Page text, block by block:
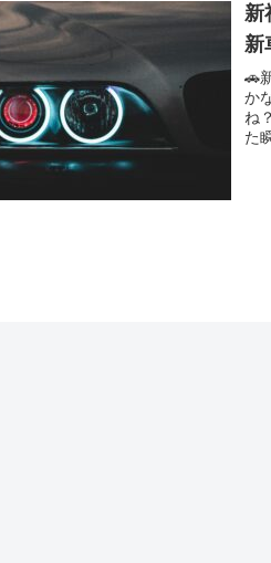
新
新
🚗
か
ね
た